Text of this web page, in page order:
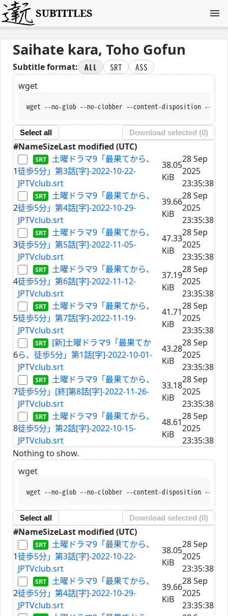
SUBTITLES
Saihate kara, Toho Gofun
Subtitle format: All SRT
ASS
wget
wget --no-glob --no-clobber --content-disposition --trust-server-names --
Select all Download selected (0)
#NameSizeLast modified (UTC)
1
土曜ドラマ9「最果てから、
徒歩5分」第3話[字]-2022-10-22-
JPTVclub.srt
38.05
KiB
28 Sep
2025
23:35:38
2
土曜ドラマ9「最果てから、
徒歩5分」第4話[字]-2022-10-29-
JPTVclub.srt
39.66
KiB
28 Sep
2025
23:35:38
3
土曜ドラマ9「最果てから、
徒歩5分」第5話[字]-2022-11-05-
JPTVclub.srt
47.33
KiB
28 Sep
2025
23:35:38
4
土曜ドラマ9「最果てから、
徒歩5分」第6話[字]-2022-11-12-
JPTVclub.srt
37.19
KiB
28 Sep
2025
23:35:38
5
土曜ドラマ9「最果てから、
徒歩5分」第7話[字]-2022-11-19-
JPTVclub.srt
41.71
KiB
28 Sep
2025
23:35:38
6
[新]土曜ドラマ9「最果てか
ら、徒歩5分」第1話[字]-2022-10-01-
JPTVclub.srt
43.28
KiB
28 Sep
2025
23:35:38
7
土曜ドラマ9「最果てから、
徒歩5分」[終]第8話[字]-2022-11-26-
JPTVclub.srt
33.18
KiB
28 Sep
2025
23:35:38
8
土曜ドラマ9「最果てから、
徒歩5分」第2話[字]-2022-10-15-
JPTVclub.srt
48.61
KiB
28 Sep
2025
23:35:38
Nothing to show.
wget
wget --no-glob --no-clobber --content-disposition --trust-server-names --
Select all Download selected (0)
#NameSizeLast modified (UTC)
1
土曜ドラマ9「最果てから、
徒歩5分」第3話[字]-2022-10-22-
JPTVclub.srt
38.05
KiB
28 Sep
2025
23:35:38
2
土曜ドラマ9「最果てから、
徒歩5分」第4話[字]-2022-10-29-
JPTVclub.srt
39.66
KiB
28 Sep
2025
23:35:38